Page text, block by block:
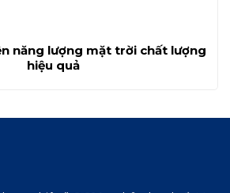
năng lượng mặt trời chất lượng
hiệu quả